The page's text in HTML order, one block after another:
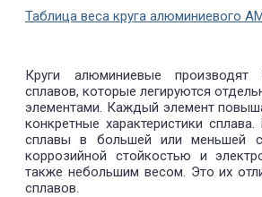
Таблица веса круга алюминиевого
Круги алюминиевые
сплавов, которые легируются
элементами. Каждый элемент
конкретные характеристики
сплавы в большей или меньшей
коррозийной стойкостью и
также небольшим весом. Это их
сплавов.